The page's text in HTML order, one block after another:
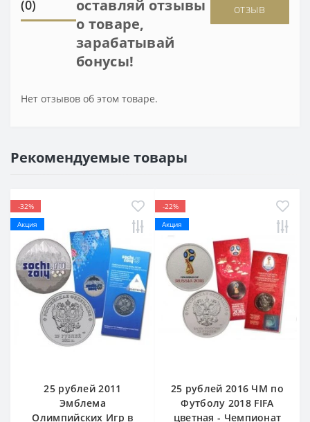
(0)
оставляй отзывы
о товаре,
зарабатывай
бонусы!
отзыв
Нет отзывов об этом товаре.
Рекомендуемые товары
-32%
Акция
25 рублей 2011
Эмблема
Олимпийских Игр в
-22%
Акция
25 рублей 2016 ЧМ по
Футболу 2018 FIFA
цветная - Чемпионат